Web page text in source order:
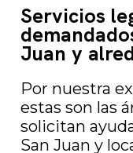
Servicios
Juan y
Por nuestra
estas son las
solicitan
San Juan y